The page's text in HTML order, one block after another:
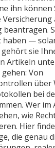
ihn können
haben —
sie
Artikeln
Von
über
bei
Wer im
wie
Hier
die genau